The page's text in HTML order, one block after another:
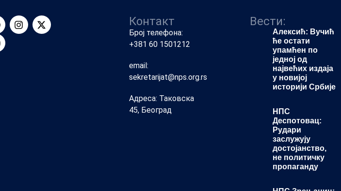
Контакт
Број телефона:
+381 60 1501212
email:
sekretarijat@nps.org.rs
Адреса: Таковска
45, Београд
Вести:
Алексић: Вучић
ће остати
упамћен по
једној од
највећих издаја
у новијој
историји Србије
НПС
Деспотовац:
Рудари
заслужују
достојанство,
не политичку
пропаганду